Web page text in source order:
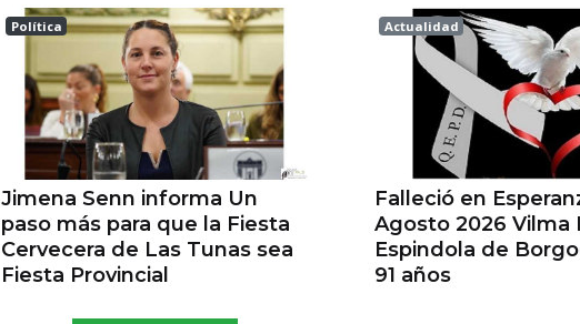
Política
Jimena Senn informa Un
paso más para que la Fiesta
Cervecera de Las Tunas sea
Fiesta Provincial
Actualidad
Esperanza
Falleció en
Agosto 2026 Vilma
Espindola de
91 años